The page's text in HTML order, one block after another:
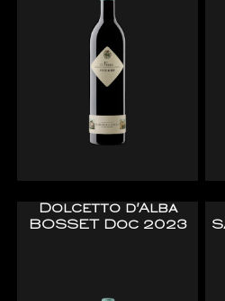
Dolcetto d'Alba
BOSSET Doc 2023